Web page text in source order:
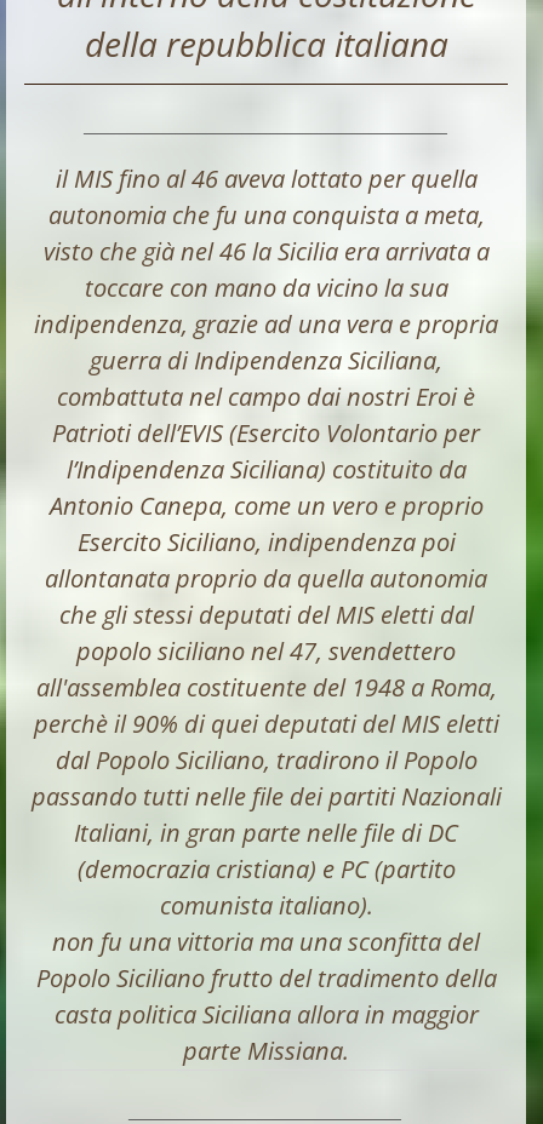
della repubblica italiana
il MIS fino al 46 aveva lottato per quella
autonomia che fu una conquista a meta,
visto che già nel 46 la Sicilia era arrivata a
toccare con mano da vicino la sua
indipendenza, grazie ad una vera e propria
guerra di Indipendenza Siciliana,
combattuta nel campo dai nostri Eroi è
Patrioti dell’EVIS (Esercito Volontario per
l’Indipendenza Siciliana) costituito da
Antonio Canepa, come un vero e proprio
Esercito Siciliano, indipendenza poi
allontanata proprio da quella autonomia
che gli stessi deputati del MIS eletti dal
popolo siciliano nel 47, svendettero
all'assemblea costituente del 1948 a Roma,
perchè il 90% di quei deputati del MIS eletti
dal Popolo Siciliano, tradirono il Popolo
passando tutti nelle file dei partiti Nazionali
Italiani, in gran parte nelle file di DC
(democrazia cristiana) e PC (partito
comunista italiano).
non fu una vittoria ma una sconfitta del
Popolo Siciliano frutto del tradimento della
casta politica Siciliana allora in maggior
parte Missiana.